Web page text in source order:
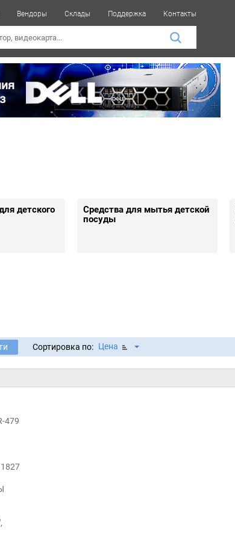
Вендоры Склады Поддержка Контакты
детского
Средства для мытья детской
посуды
Сортировка по: Цена
479